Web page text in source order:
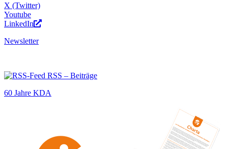
X (Twitter)
Youtube
LinkedIn
Newsletter
RSS – Beiträge
60 Jahre KDA